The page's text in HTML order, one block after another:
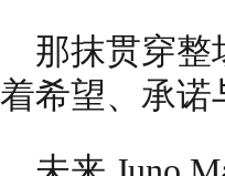
那抹贯穿整
着希望、承诺